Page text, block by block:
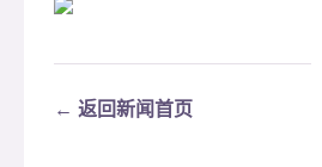
← 返回新闻首页